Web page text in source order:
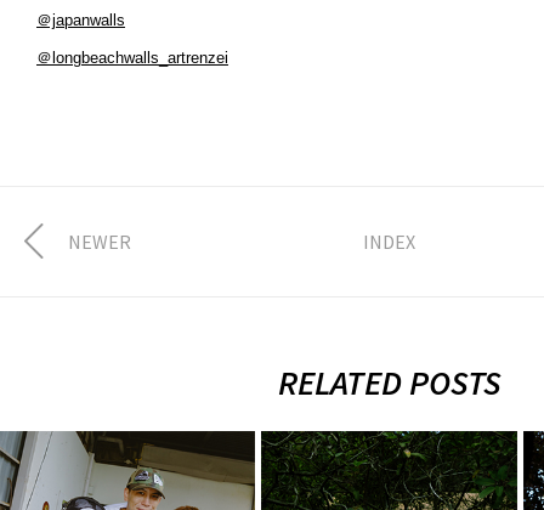
＠japanwalls
＠longbeachwalls_artrenzei
NEWER INDEX
RELATED POSTS
FULLHOUSE ×
XLARGE × X-girl
2026.8.7.Fri
XLARGE ×